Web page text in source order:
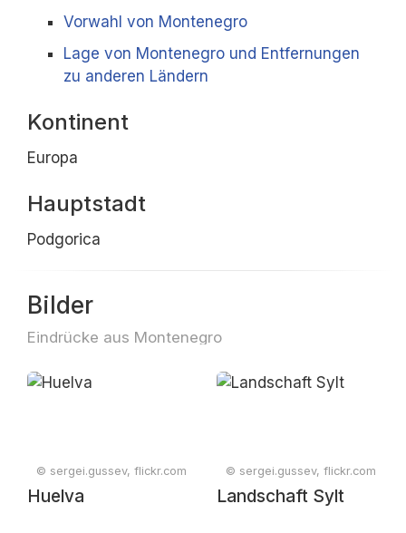
Vorwahl von Montenegro
Lage von Montenegro und Entfernungen
zu anderen Ländern
Kontinent
Europa
Hauptstadt
Podgorica
Bilder
Eindrücke aus Montenegro
© sergei.gussev, flickr.com
Huelva
© sergei.gussev, flickr.com
Landschaft Sylt